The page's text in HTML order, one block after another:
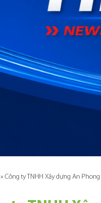
» Công ty TNHH Xây dựng An Phong